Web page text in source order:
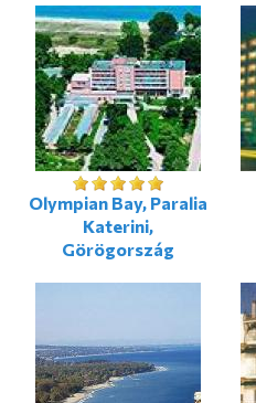
Olympian Bay, Paralia
Katerini,
Görögország